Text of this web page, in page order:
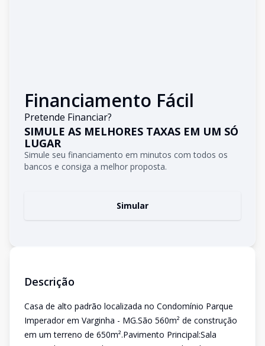
Financiamento Fácil
Pretende Financiar?
SIMULE AS MELHORES TAXAS EM UM SÓ
LUGAR
Simule seu financiamento em minutos com todos os
bancos e consiga a melhor proposta.
Simular
Descrição
Casa de alto padrão localizada no Condomínio Parque
Imperador em Varginha - MG.São 560m² de construção
em um terreno de 650m².Pavimento Principal:Sala